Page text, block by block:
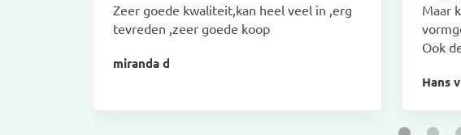
Zeer goede kwaliteit,kan heel veel in ,erg
tevreden ,zeer goede koop
miranda d
Maar
Ook
Hans v